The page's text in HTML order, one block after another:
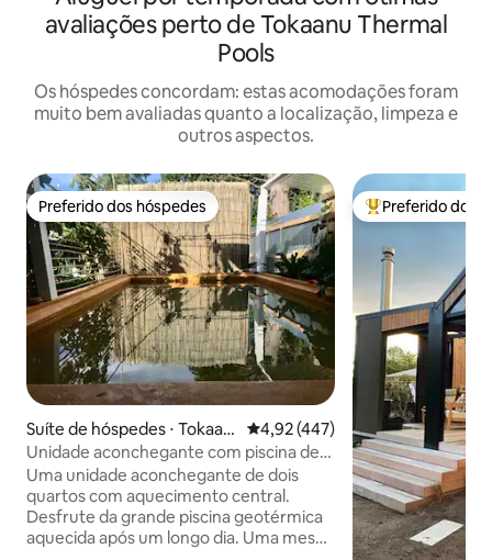
avaliações perto de Tokaanu Thermal
Pools
Os hóspedes concordam: estas acomodações foram
muito bem avaliadas quanto a localização, limpeza e
outros aspectos.
Preferido dos hóspedes
Preferido dos hóspedes
Suíte de hóspedes ⋅ Tokaan
u
4,92 de uma avaliação média de
4,92 (447)
Unidade aconchegante com piscina de
hidromassagem geotérmica
Uma unidade aconchegante de dois
quartos com aquecimento central.
Desfrute da grande piscina geotérmica
aquecida após um longo dia. Uma mesa
Entre os
Preferido dos